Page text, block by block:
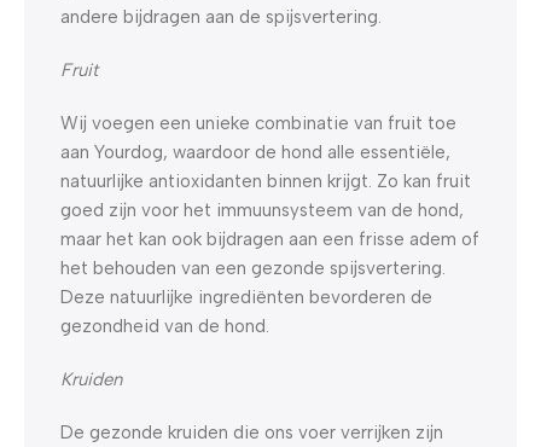
andere bijdragen aan de spijsvertering.
Fruit
Wij voegen een unieke combinatie van fruit toe
aan Yourdog, waardoor de hond alle essentiële,
natuurlijke antioxidanten binnen krijgt. Zo kan fruit
goed zijn voor het immuunsysteem van de hond,
maar het kan ook bijdragen aan een frisse adem of
het behouden van een gezonde spijsvertering.
Deze natuurlijke ingrediënten bevorderen de
gezondheid van de hond.
Kruiden
De gezonde kruiden die ons voer verrijken zijn